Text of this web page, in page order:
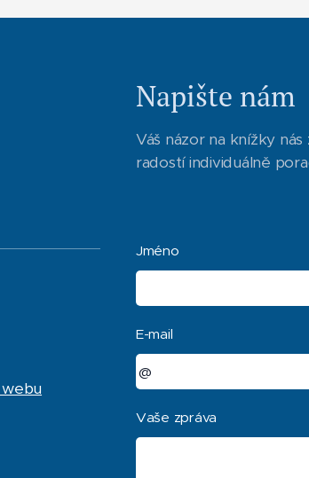
Napište nám
Váš názor na knížky
radostí individuálně
Jméno
E-mail
Vaše zpráva